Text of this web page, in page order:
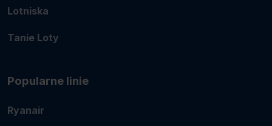
Lotniska
Tanie Loty
Popularne linie
Ryanair